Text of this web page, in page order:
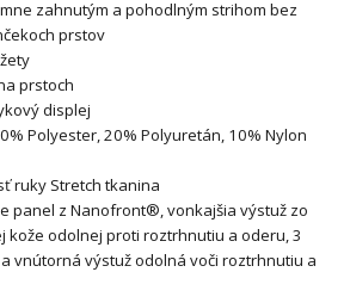
zahnutým a pohodlným strihom bez
prstov
prstoch
displej
Polyester, 20% Polyuretán, 10% Nylon
ruky Stretch tkanina
panel z Nanofront®, vonkajšia výstuž zo
kože odolnej proti roztrhnutiu a oderu, 3
vnútorná výstuž odolná voči roztrhnutiu a